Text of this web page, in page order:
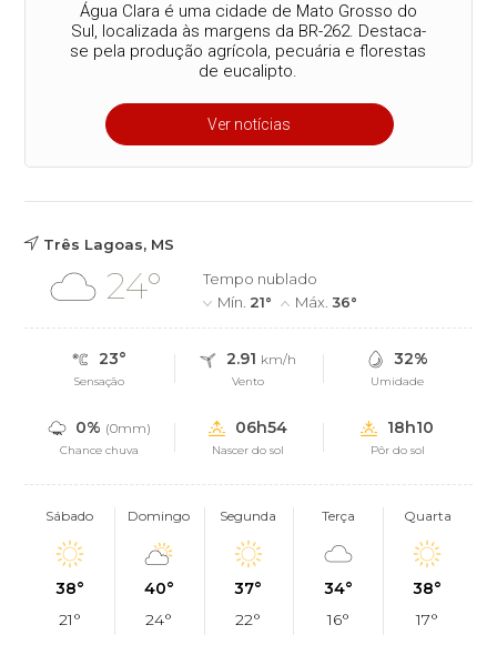
Água Clara é uma cidade de Mato Grosso do
Sul, localizada às margens da BR-262. Destaca-
se pela produção agrícola, pecuária e florestas
de eucalipto.
Ver notícias
Três Lagoas, MS
24°
Tempo nublado
Mín. 21° Máx.36°
23°
Sensação
2.91 km/h
Vento
32%
Umidade
0% (0mm)
Chance chuva
06h54
Nascer do sol
18h10
Pôr do sol
Sábado
38°
21°
Domingo
40°
24°
Segunda
37°
22°
Terça
34°
16°
Quarta
38°
17°